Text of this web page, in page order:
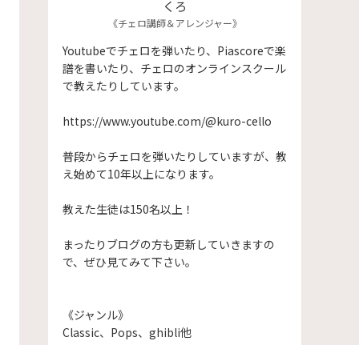
くろ
《チェロ講師＆アレンジャー》
Youtubeでチェロを弾いたり、Piascoreで楽
譜を書いたり、チェロのオンラインスクール
で教えたりしています。
https://www.youtube.com/@kuro-cello
普段からチェロを弾いたりしていますが、教
え始めて10年以上になります。
​教えた生徒は150名以上！
まったりブログの方も更新していきますの
で、ぜひ見てみて下さい。
《ジャンル》
Classic、Pops、ghibli他